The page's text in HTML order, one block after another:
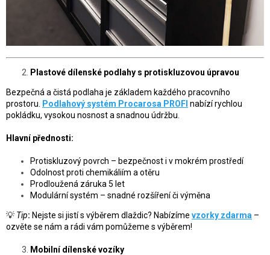
Plastové dílenské podlahy s protiskluzovou úpravou
Bezpečná a čistá podlaha je základem každého pracovního
prostoru.
Podlahový systém Procarosa PROFI nabízí rychlou
pokládku, vysokou nosnost a snadnou údržbu.
Hlavní přednosti:
Protiskluzový povrch – bezpečnost i v mokrém prostředí
Odolnost proti chemikáliím a otěru
Prodloužená záruka 5 let
Modulární systém – snadné rozšíření či výměna
💡 Tip: Nejste si jistí s výběrem dlaždic? Nabízíme vzorky zdarma –
ozvěte se nám a rádi vám pomůžeme s výběrem!
Mobilní dílenské vozíky